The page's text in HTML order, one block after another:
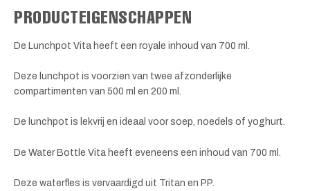
PRODUCTEIGENSCHAPPEN
De Lunchpot Vita heeft een royale inhoud van 700 ml.
Deze lunchpot is voorzien van twee afzonderlijke
compartimenten van 500 ml en 200 ml.
De lunchpot is lekvrij en ideaal voor soep, noedels of yoghurt.
De Water Bottle Vita heeft eveneens een inhoud van 700 ml.
Deze waterfles is vervaardigd uit Tritan en PP.